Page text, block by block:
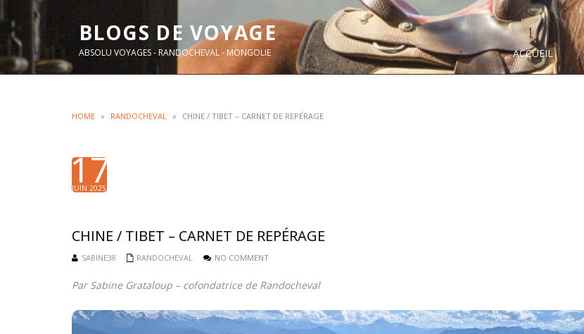
BLOGS DE VOYAGE
ABSOLU VOYAGES - RANDOCHEVAL - MONGOLIE
ACCUEIL
HOME » RANDOCHEVAL » CHINE / TIBET – CARNET DE REPÉRAGE
17
JUIN 2025
CHINE / TIBET – CARNET DE REPÉRAGE
SABINE38 RANDOCHEVAL NO COMMENT
Par Sabine Grataloup – cofondatrice de Randocheval